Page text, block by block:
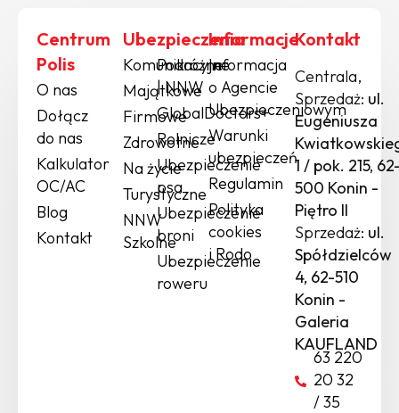
Centrum
Polis
O nas
Dołącz
do nas
Kalkulator
OC/AC
Blog
Kontakt
Ubezpieczenia
Komunikacyjne
Majątkowe
Firmowe
Zdrowotne
Na życie
Turystyczne
NNW
Szkolne
Podróżne
| NNW
GlobalDoctors+
Rolnicze
Ubezpieczenie
psa
Ubezpieczenie
broni
Ubezpieczenie
roweru
Informacje
Informacja
o Agencie
Ubezpieczeniowym
Warunki
ubezpieczeń
Regulamin
Polityka
cookies
i Rodo
Kontakt
Centrala,
Sprzedaż: ul.
Eugeniusza
1 / pok. 215,
500 Konin -
Piętro II
Sprzedaż: ul.
Spółdzielców
4, 62-510
Konin -
Galeria
KAUFLAND
63 220
20 32
/ 35